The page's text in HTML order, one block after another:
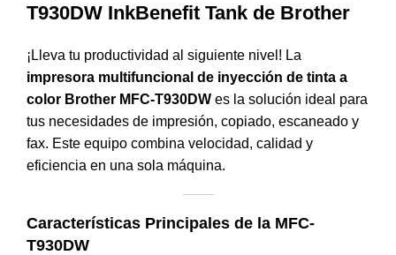
$209.11
T930DW InkBenefit Tank de Brother
¡Lleva tu productividad al siguiente nivel! La
impresora multifuncional de inyección de tinta a
color Brother MFC-T930DW es la solución ideal para
tus necesidades de impresión, copiado, escaneado y
fax. Este equipo combina velocidad, calidad y
eficiencia en una sola máquina.
Características Principales de la MFC-
T930DW